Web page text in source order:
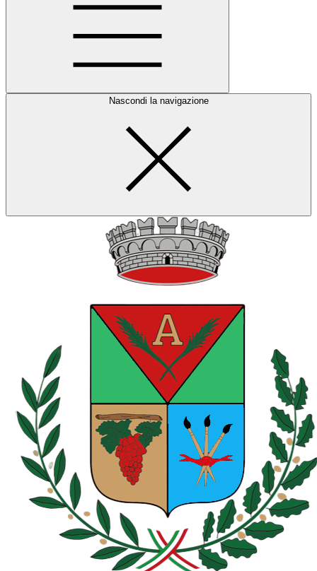
Nascondi la navigazione